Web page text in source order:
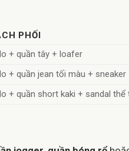
PHỐI
+ quần tây + loafer
+ quần jean tối màu + sneaker
+ quần short kaki + sandal thể